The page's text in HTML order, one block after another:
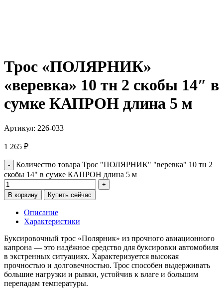
Трос «ПОЛЯРНИК»
«веревка» 10 тн 2 скобы 14″ в
сумке КАПРОН длина 5 м
Артикул: 226-033
1 265 ₽
Количество товара Трос "ПОЛЯРНИК" "веревка" 10 тн 2
скобы 14" в сумке КАПРОН длина 5 м
В корзину Купить сейчас
Описание
Характеристики
Буксировочный трос «Полярник» из прочного авиационного
капрона — это надёжное средство для буксировки автомобиля
в экстренных ситуациях. Характеризуется высокая
прочностью и долговечностью. Трос способен выдерживать
большие нагрузки и рывки, устойчив к влаге и большим
перепадам температуры.